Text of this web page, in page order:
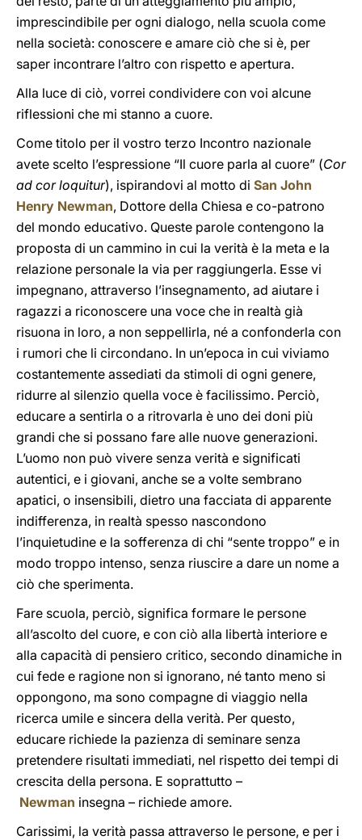
imprescindibile per ogni dialogo, nella scuola come
nella società: conoscere e amare ciò che si è, per
saper incontrare l’altro con rispetto e apertura.
Alla luce di ciò, vorrei condividere con voi alcune
riflessioni che mi stanno a cuore.
Come titolo per il vostro terzo Incontro nazionale
avete scelto l’espressione “Il cuore parla al cuore” (Cor
ad cor loquitur), ispirandovi al motto di San John
Henry Newman, Dottore della Chiesa e co-patrono
del mondo educativo. Queste parole contengono la
proposta di un cammino in cui la verità è la meta e la
relazione personale la via per raggiungerla. Esse vi
impegnano, attraverso l’insegnamento, ad aiutare i
ragazzi a riconoscere una voce che in realtà già
risuona in loro, a non seppellirla, né a confonderla con
i rumori che li circondano. In un’epoca in cui viviamo
costantemente assediati da stimoli di ogni genere,
ridurre al silenzio quella voce è facilissimo. Perciò,
educare a sentirla o a ritrovarla è uno dei doni più
grandi che si possano fare alle nuove generazioni.
L’uomo non può vivere senza verità e significati
autentici, e i giovani, anche se a volte sembrano
apatici, o insensibili, dietro una facciata di apparente
indifferenza, in realtà spesso nascondono
l’inquietudine e la sofferenza di chi “sente troppo” e in
modo troppo intenso, senza riuscire a dare un nome a
ciò che sperimenta.
Fare scuola, perciò, significa formare le persone
all’ascolto del cuore, e con ciò alla libertà interiore e
alla capacità di pensiero critico, secondo dinamiche in
cui fede e ragione non si ignorano, né tanto meno si
oppongono, ma sono compagne di viaggio nella
ricerca umile e sincera della verità. Per questo,
educare richiede la pazienza di seminare senza
pretendere risultati immediati, nel rispetto dei tempi di
crescita della persona. E soprattutto –
Newman insegna – richiede amore.
Carissimi, la verità passa attraverso le persone, e per i